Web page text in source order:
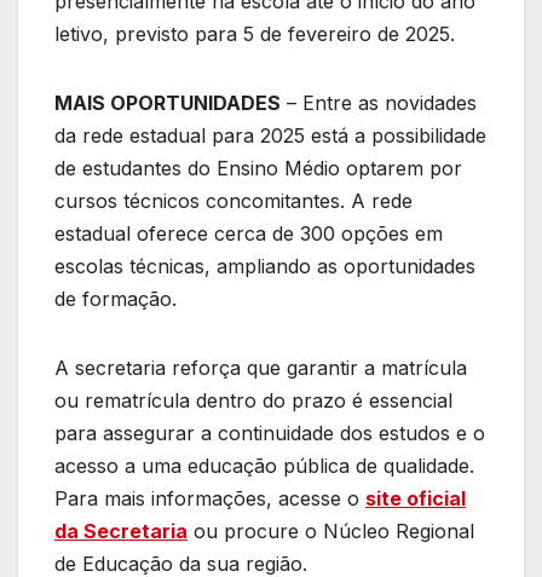
letivo, previsto para 5 de fevereiro de 2025.
MAIS OPORTUNIDADES – Entre as novidades
da rede estadual para 2025 está a possibilidade
de estudantes do Ensino Médio optarem por
cursos técnicos concomitantes. A rede
estadual oferece cerca de 300 opções em
escolas técnicas, ampliando as oportunidades
de formação.
A secretaria reforça que garantir a matrícula
ou rematrícula dentro do prazo é essencial
para assegurar a continuidade dos estudos e o
acesso a uma educação pública de qualidade.
Para mais informações, acesse o site oficial
da Secretaria ou procure o Núcleo Regional
de Educação da sua região.